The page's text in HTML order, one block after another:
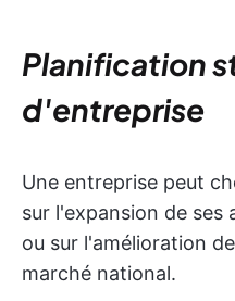
Planification
d'entreprise
Une entreprise peut
sur l'expansion de
ou sur l'amélioration
marché national.